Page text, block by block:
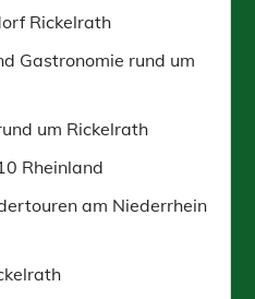
Rickelrath
Gastronomie rund um
um Rickelrath
Rheinland
am Niederrhein